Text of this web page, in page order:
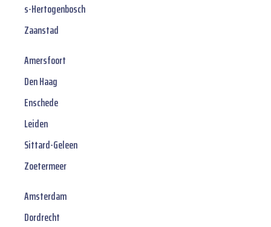
s-Hertogenbosch
Zaanstad
Amersfoort
Den Haag
Enschede
Leiden
Sittard-Geleen
Zoetermeer
Amsterdam
Dordrecht